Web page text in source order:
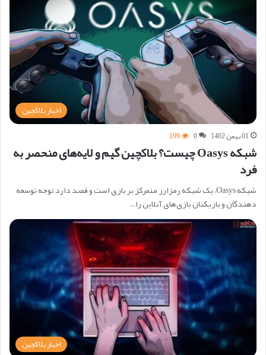
اخبار بلاکچین
01 بهمن 1402 0
199
شبکه Oasys چیست؟ بلاکچین گیم و لایه‌های منحصر به
فرد
شبکه Oasys، یک شبکه رمزارز متمرکز بر بازی است و قصد دارد توجه توسعه
دهندگان و بازیکنان بازی‌های آنلاین را…
اخبار بلاکچین